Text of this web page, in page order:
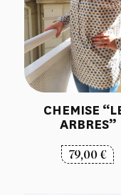
CHEMISE
ARBRES”
79,00€